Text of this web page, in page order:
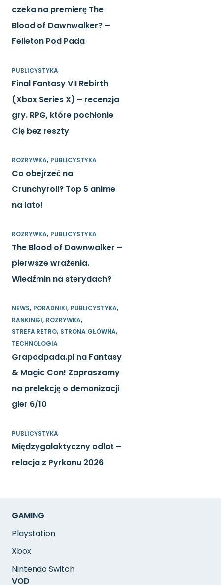
czeka na premierę The
Blood of Dawnwalker? –
Felieton Pod Pada
PUBLICYSTYKA
Final Fantasy VII Rebirth
(Xbox Series X) – recenzja
gry. RPG, które pochłonie
Cię bez reszty
ROZRYWKA, PUBLICYSTYKA
Co obejrzeć na
Crunchyroll? Top 5 anime
na lato!
ROZRYWKA, PUBLICYSTYKA
The Blood of Dawnwalker –
pierwsze wrażenia.
Wiedźmin na sterydach?
NEWS, PORADNIKI, PUBLICYSTYKA,
RANKINGI, ROZRYWKA,
STREFA RETRO, STRONA GŁÓWNA,
TECHNOLOGIA
Grapodpada.pl na Fantasy
& Magic Con! Zapraszamy
na prelekcję o demonizacji
gier 6/10
PUBLICYSTYKA
Międzygalaktyczny odlot –
relacja z Pyrkonu 2026
GAMING
Playstation
Xbox
Nintendo Switch
VOD